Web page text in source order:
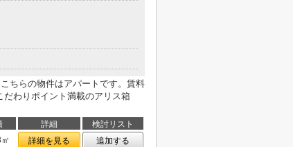
ちらの物件はアパートです。賃料
わりポイント満載のアリス箱
詳細
検討リスト
詳細を見る 追加する